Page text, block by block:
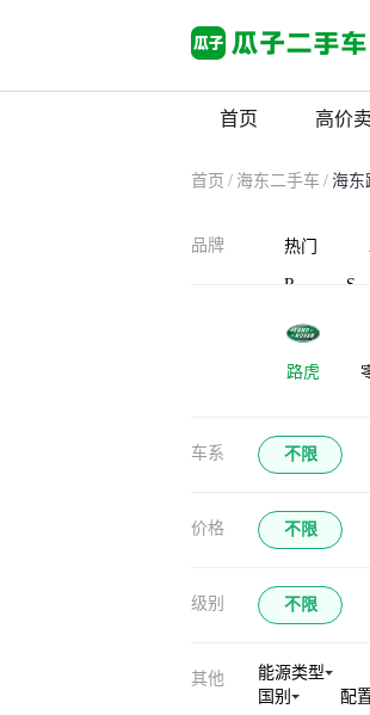
首页 高价
首页 / 海东二手车 / 海东
品牌 热门
R S
路虎
凌宝汽车
龙程汽车
车系 不限
价格 不限
级别 不限
其他 能源类型
国别
配